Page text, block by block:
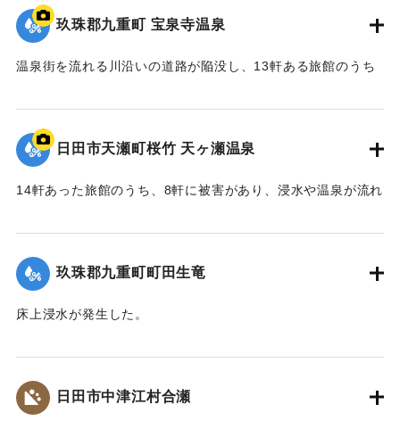
玖珠郡九重町 宝泉寺温泉
温泉街を流れる川沿いの道路が陥没し、13軒ある旅館のうち
2020/7/6｜固有コード:
日田市天瀬町桜竹 天ヶ瀬温泉
14軒あった旅館のうち、8軒に被害があり、浸水や温泉が流れ
た。
｜固有コード:01215073
玖珠郡九重町町田生竜
床上浸水が発生した。
2020/7/6｜固有コード:01215069
日田市中津江村合瀬